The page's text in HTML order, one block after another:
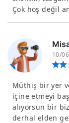
Çok hoş değil
10/
Müthiş bir yer
içine etmeyi
alıyorsun bir
derhal elden